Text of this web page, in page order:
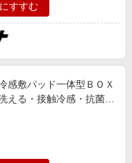
商品,ロングセラー,新色追
すすむ
感敷パッド一体型ＢＯＸ
える・接触冷感・抗菌防
さ対策＞ モカベージュ
ンテリア ムジ iellio 春
アイテム,接触冷感